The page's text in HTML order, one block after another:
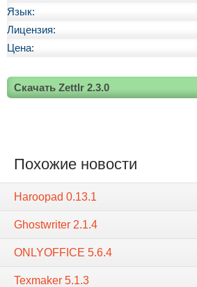
Язык:
Лицензия:
Цена:
Скачать Zettlr 2.3.0
Похожие новости
Haroopad 0.13.1
Ghostwriter 2.1.4
ONLYOFFICE 5.6.4
Texmaker 5.1.3